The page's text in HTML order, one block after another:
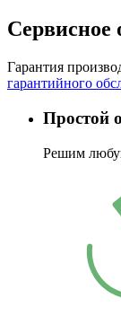
Сервисное
Гарантия
гарантийного
Простой
Решим